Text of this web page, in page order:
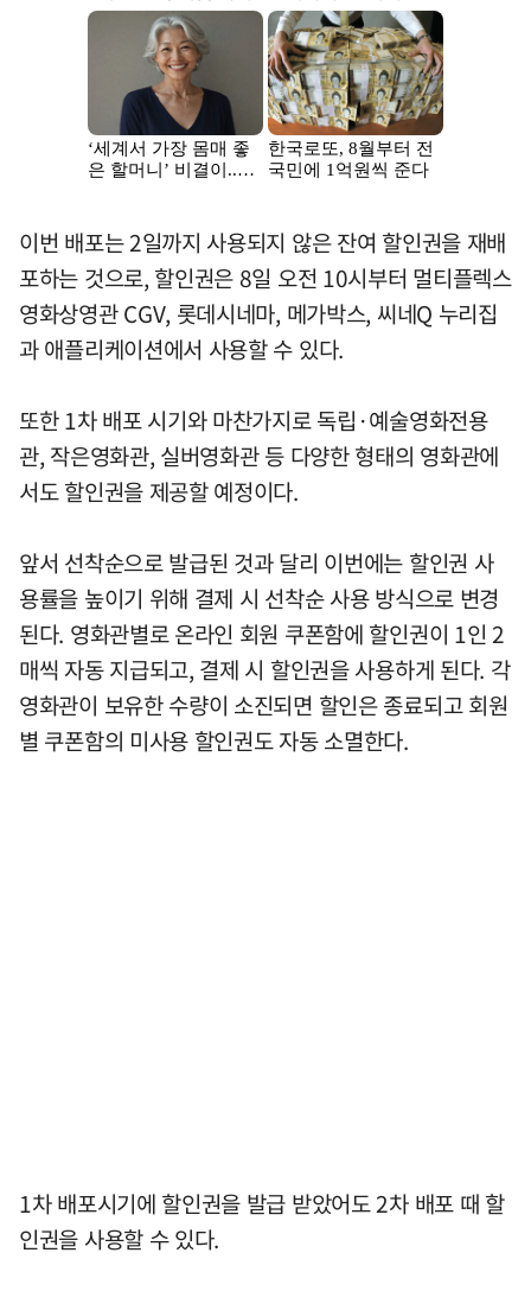
이번 배포는 2일까지 사용되지 않은 잔여 할인권을 재배
포하는 것으로, 할인권은 8일 오전 10시부터 멀티플렉스
영화상영관 CGV, 롯데시네마, 메가박스, 씨네Q 누리집
과 애플리케이션에서 사용할 수 있다.
또한 1차 배포 시기와 마찬가지로 독립·예술영화전용
관, 작은영화관, 실버영화관 등 다양한 형태의 영화관에
서도 할인권을 제공할 예정이다.
앞서 선착순으로 발급된 것과 달리 이번에는 할인권 사
용률을 높이기 위해 결제 시 선착순 사용 방식으로 변경
된다. 영화관별로 온라인 회원 쿠폰함에 할인권이 1인 2
매씩 자동 지급되고, 결제 시 할인권을 사용하게 된다. 각
영화관이 보유한 수량이 소진되면 할인은 종료되고 회원
별 쿠폰함의 미사용 할인권도 자동 소멸한다.
1차 배포시기에 할인권을 발급 받았어도 2차 배포 때 할
인권을 사용할 수 있다.